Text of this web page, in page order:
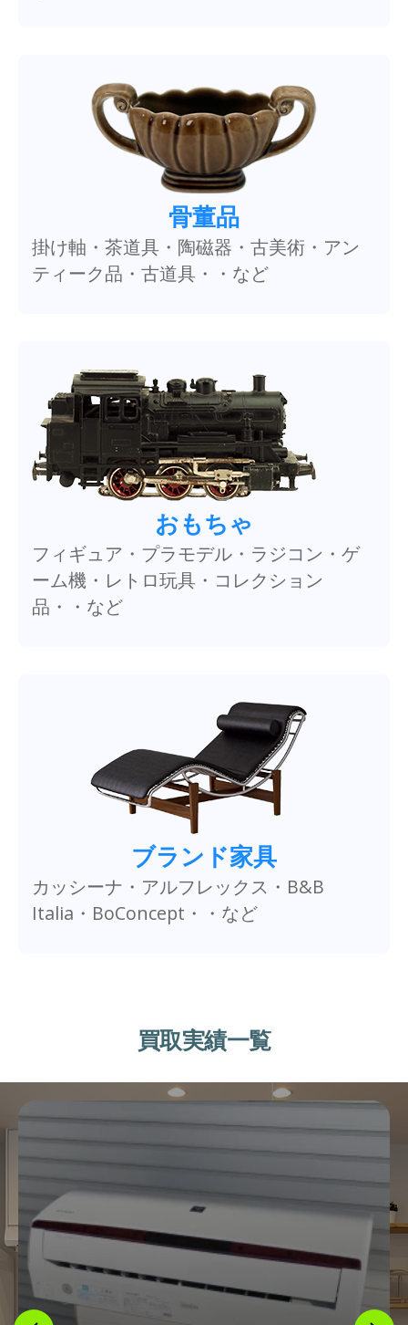
骨董品
掛け軸・茶道具・陶磁器・古美術・アン
ティーク品・古道具・・など
おもちゃ
フィギュア・プラモデル・ラジコン・ゲ
ーム機・レトロ玩具・コレクション
品・・など
ブランド家具
カッシーナ・アルフレックス・B&B
Italia・BoConcept・・など
買取実績一覧